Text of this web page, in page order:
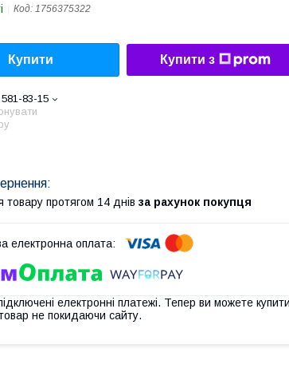
Код: 1756375322
Купити Купити з
83-15
товару протягом 14 днів за рахунок покупця
електронні платежі. Тепер ви можете купити
не покидаючи сайту.